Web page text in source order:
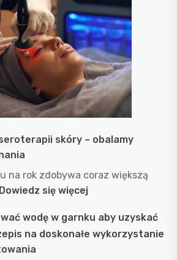
skóry – obalamy
na rok zdobywa coraz większą
Dowiedz się więcej:
i
mity
wodę w garnku aby uzyskać
na doskonałe wykorzystanie